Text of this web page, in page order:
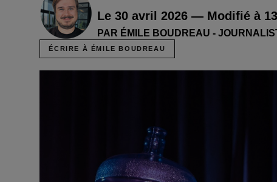
Le 30 avril 2026 — Modifié à
PAR ÉMILE BOUDREAU -
ÉCRIRE À ÉMILE BOUDREAU